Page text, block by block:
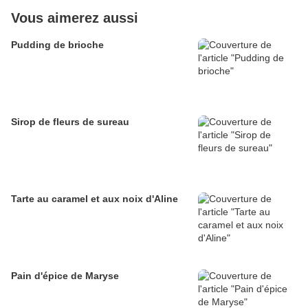
Vous aimerez aussi
Pudding de brioche
Sirop de fleurs de sureau
Tarte au caramel et aux noix d'Aline
Pain d'épice de Maryse